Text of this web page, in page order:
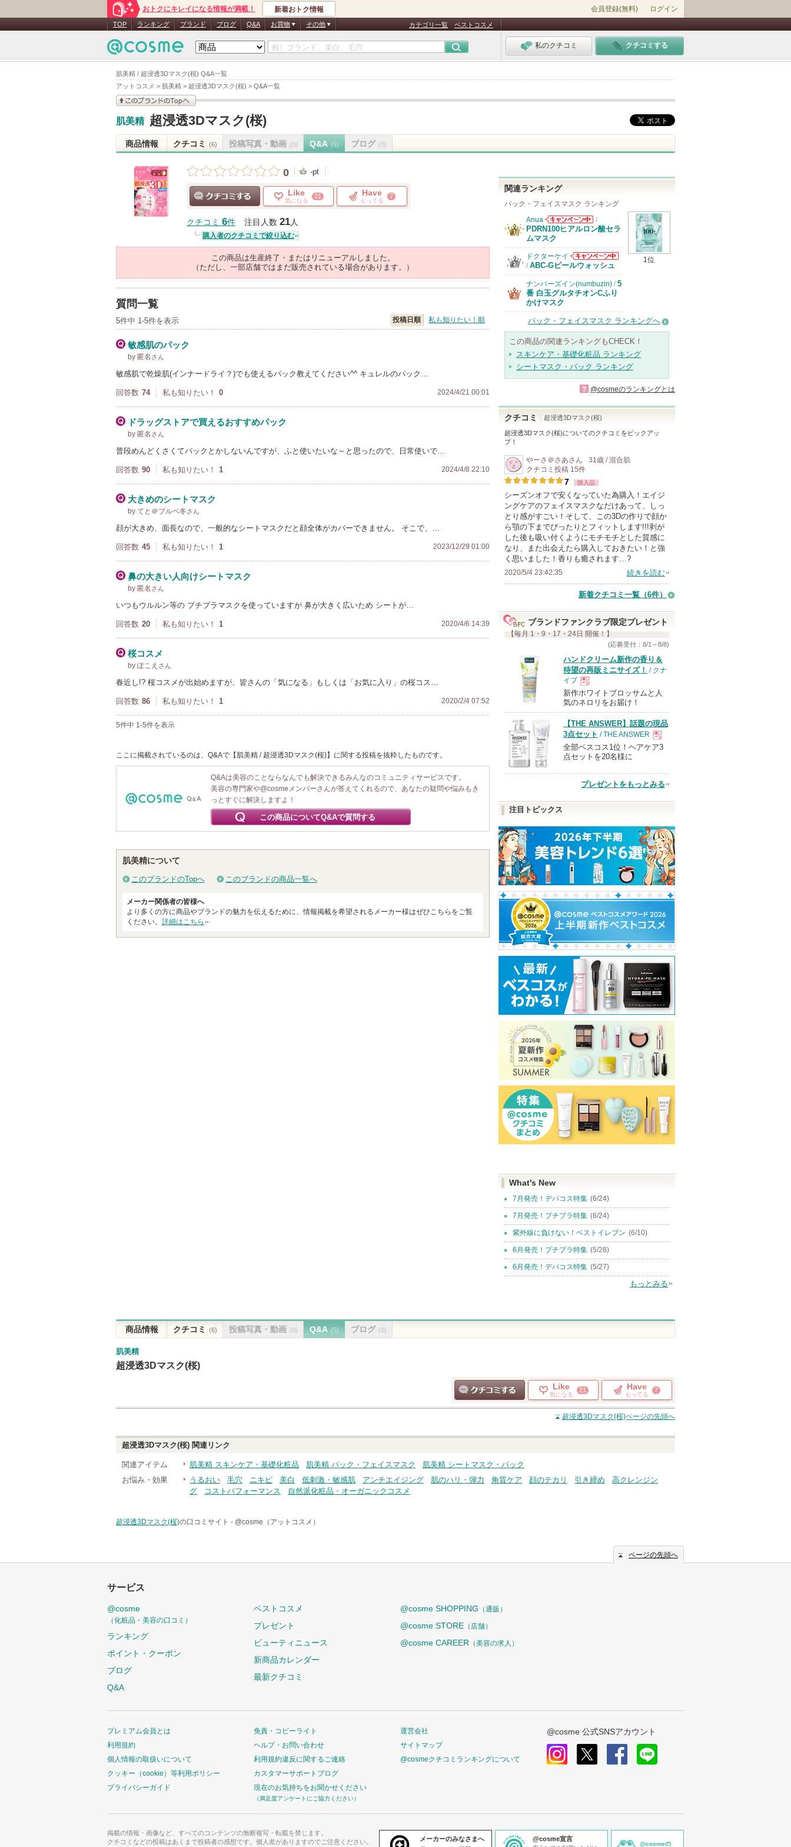
肌美精 / 超浸透3Dマスク(桜) Q&A一覧
アットコスメ > 肌美精 > 超浸透3Dマスク(桜) > Q&A一覧
おトクにキレイになる情報が満載！ 新着おトク情報 会員登録(無料) ログイン
TOP ランキング ブランド ブログ Q&A お買物 その他 カテゴリ一覧 ベストコスメ
私のクチコミ クチコミする
このブランドの情報を
見る
肌美精 超浸透3Dマスク(桜)
商品情報 クチコミ (6) 投稿写真・動画 (0) Q&A (5) ブログ (0)
0 -pt
Like
気になる
21 Have
もってる
7
クチコミ 6件 注目人数 21人
購入者のクチコミで絞り込む
この商品は生産終了・またはリニューアルしました。
（ただし、一部店舗ではまだ販売されている場合があります。）
質問一覧
5件中 1-5件を表示 投稿日順 私も知りたい！順
敏感肌のパック
by 匿名 さん
敏感肌で乾燥肌(インナードライ？)でも使えるパック教えてください^^ キュレルのパック…
回答数 74 私も知りたい！ 0 2024/4/21 00:01
ドラッグストアで買えるおすすめパック
by 匿名 さん
普段めんどくさくてパックとかしないんですが、ふと使いたいな～と思ったので、日常使いで…
回答数 90 私も知りたい！ 1 2024/4/8 22:10
大きめのシートマスク
by てと＠ブルベ冬さん
顔が大きめ、面長なので、一般的なシートマスクだと顔全体がカバーできません。 そこで、…
回答数 45 私も知りたい！ 1 2023/12/29 01:00
鼻の大きい人向けシートマスク
by 匿名 さん
いつもウルルン等の プチプラマスクを使っていますが 鼻が大きく広いため シートが…
回答数 20 私も知りたい！ 1 2020/4/6 14:39
桜コスメ
by ぽこえ さん
春近し!? 桜コスメが出始めますが、皆さんの「気になる」もしくは「お気に入り」の桜コス…
回答数 86 私も知りたい！ 1 2020/2/4 07:52
5件中 1-5件を表示
ここに掲載されているのは、Q&Aで【肌美精 / 超浸透3Dマスク(桜)】に関する投稿を抜粋したものです。
Q&Aは美容のことならなんでも解決できるみんなのコミュニティサービスです。
美容の専門家や@cosmeメンバーさんが答えてくれるので、あなたの疑問や悩みもき
っとすぐに解決しますよ！
この商品についてQ&Aで質問する
肌美精について
このブランドのTopへ このブランドの商品一覧へ
メーカー関係者の皆様へ
より多くの方に商品やブランドの魅力を伝えるために、情報掲載を希望されるメーカー様はぜひこちらをご覧
ください。 詳細はこちら
関連ランキング
パック・フェイスマスク ランキング
1位
Anua
Anuaからのお
知らせがありま
/
PDRN100ヒアルロン酸セラ
ムマスク
ドクターケイ
ドクターケイか
らのお知らせが
あります
/ ABC-Gピールウォッシュ
ナンバーズイン(numbuzin) / 5
番 白玉グルタチオンCふり
かけマスク
パック・フェイスマスク ランキングへ
この商品の関連ランキングもCHECK！
スキンケア・基礎化粧品 ランキング
シートマスク・パック ランキング
? @cosmeのランキングとは
クチコミ 超浸透3Dマスク(桜)
超浸透3Dマスク(桜)についてのクチコミをピックアッ
プ！
やーさ＠さあさん
31歳 / 混合肌
クチコミ投稿 15件
7 購入品
シーズンオフで安くなっていた為購入！エイジ
ングケアのフェイスマスクなだけあって、しっ
とり感がすごい！そして、この3Dの作りで顔か
ら顎の下までぴったりとフィットします!!!剥が
した後も吸い付くようにモチモチとした質感に
なり、また出会えたら購入しておきたい！と強
く思いました！香りも癒されます…?
2020/5/4 23:42:35 続きを読む
新着クチコミ一覧 （6件）
ブランドファンクラブ限定プレゼント
【毎月 1・9・17・24日 開催！】
(応募受付：8/1～8/8)
ハンドクリーム新作の香り＆
待望の再販ミニサイズ！ / クナ
イプ
現
品
新作ホワイトブロッサムと人
気のネロリをお届け！
【THE ANSWER】話題の現品
3点セット / THE ANSWER
現
品
全部ベスコス1位！ヘアケア3
点セットを20名様に
プレゼントをもっとみる
注目トピックス
What's New
7月発売！デパコス特集 (6/24)
7月発売！プチプラ特集 (6/24)
紫外線に負けない！ベストイレブン (6/10)
6月発売！プチプラ特集 (5/28)
6月発売！デパコス特集 (5/27)
もっとみる
商品情報 クチコミ (6) 投稿写真・動画 (0) Q&A (5) ブログ (0)
肌美精
超浸透3Dマスク(桜)
クチコミする
Like
気になる
21 Have
もってる
7
超浸透3Dマスク(桜)ページの先頭へ
超浸透3Dマスク(桜) 関連リンク
関連アイテム 肌美精 スキンケア・基礎化粧品 肌美精 パック・フェイスマスク
肌美精 シートマスク・パック
お悩み・効果
うるおい 毛穴 ニキビ 美白 低刺激・敏感肌 アンチエイジング 肌のハリ・弾力 角質ケア 顔のテカリ 引き締め
高クレンジン
グ
コストパフォーマンス 自然派化粧品・オーガニックコスメ
超浸透3Dマスク(桜)の口コミサイト - @cosme（アットコスメ）
ページの先頭へ
サービス
@cosme
（化粧品・美容の口コミ）
ランキング
ポイント・クーポン
ブログ
Q&A
ベストコスメ
プレゼント
ビューティニュース
新商品カレンダー
最新クチコミ
@cosme SHOPPING （通販）
@cosme STORE （店舗）
@cosme CAREER （美容の求人）
プレミアム会員とは
利用規約
個人情報の取扱いについて
クッキー（cookie）等利用ポリシー
プライバシーガイド
免責・コピーライト
ヘルプ・お問い合わせ
利用規約違反に関するご連絡
カスタマーサポートブログ
現在のお気持ちをお聞かせください
（満足度アンケートにご協力ください）
運営会社
サイトマップ
@cosmeクチコミランキングについて
@cosme 公式SNSアカウント
掲載の情報・画像など、すべてのコンテンツの無断複写・転載を禁じます。
クチコミなどの投稿はあくまで投稿者の感想です。個人差がありますのでご注意ください。
メーカーのみなさまへ
@cosme宣言
@cosmeの